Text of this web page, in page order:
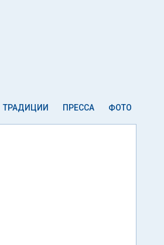
ТРАДИЦИИ ПРЕССА ФОТО